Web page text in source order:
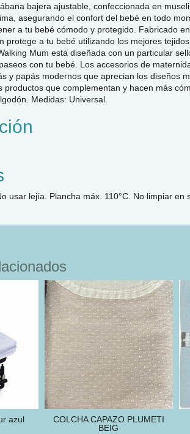
bajera ajustable, confeccionada en
asegurando el confort del bebé en todo
a tu bebé cómodo y protegido. Fabricado
protege a tu bebé utilizando los mejores
Mum está diseñada con un particular
con tu bebé. Los accesorios de
y papás modernos que aprecian los diseños
productos que complementan y hacen más
Medidas: Universal.
usar lejía. Plancha máx. 110°C. No limpiar en
azul
COLCHA CAPAZO PLUMETI
BEIG